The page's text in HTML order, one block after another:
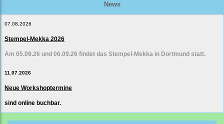
News
07.08.2026
Stempel-Mekka 2026
Am 05.09.26 und 06.09.26 findet das Stempel-Mekka in Dortmund statt.
11.07.2026
Neue Workshoptermine
sind online buchbar.